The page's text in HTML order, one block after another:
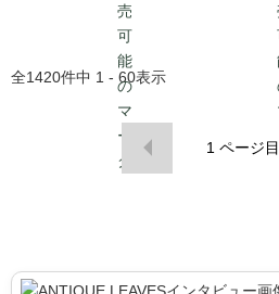
全1420件中 1 - 60表示
1 ページ目